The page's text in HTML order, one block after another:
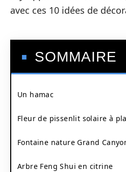
avec ces 10 idées de
SOMMAIRE
Un hamac
Fleur de pissenlit solaire à
Fontaine nature Grand
Arbre Feng Shui en citrine